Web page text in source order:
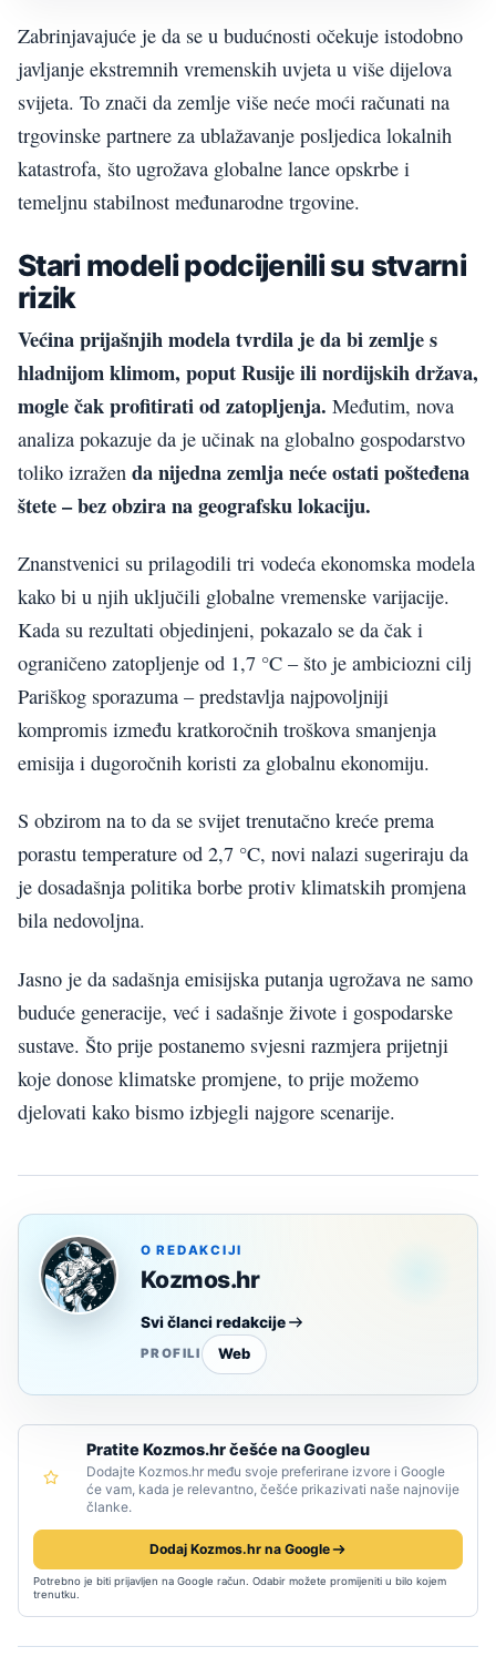
Zabrinjavajuće je da se u budućnosti očekuje istodobno
javljanje ekstremnih vremenskih uvjeta u više dijelova
svijeta. To znači da zemlje više neće moći računati na
trgovinske partnere za ublažavanje posljedica lokalnih
katastrofa, što ugrožava globalne lance opskrbe i
temeljnu stabilnost međunarodne trgovine.
Stari modeli podcijenili su stvarni
rizik
Većina prijašnjih modela tvrdila je da bi zemlje s
hladnijom klimom, poput Rusije ili nordijskih država,
mogle čak profitirati od zatopljenja. Međutim, nova
analiza pokazuje da je učinak na globalno gospodarstvo
toliko izražen da nijedna zemlja neće ostati pošteđena
štete – bez obzira na geografsku lokaciju.
Znanstvenici su prilagodili tri vodeća ekonomska modela
kako bi u njih uključili globalne vremenske varijacije.
Kada su rezultati objedinjeni, pokazalo se da čak i
ograničeno zatopljenje od 1,7 °C – što je ambiciozni cilj
Pariškog sporazuma – predstavlja najpovoljniji
kompromis između kratkoročnih troškova smanjenja
emisija i dugoročnih koristi za globalnu ekonomiju.
S obzirom na to da se svijet trenutačno kreće prema
porastu temperature od 2,7 °C, novi nalazi sugeriraju da
je dosadašnja politika borbe protiv klimatskih promjena
bila nedovoljna.
Jasno je da sadašnja emisijska putanja ugrožava ne samo
buduće generacije, već i sadašnje živote i gospodarske
sustave. Što prije postanemo svjesni razmjera prijetnji
koje donose klimatske promjene, to prije možemo
djelovati kako bismo izbjegli najgore scenarije.
O REDAKCIJI
Kozmos.hr
Svi članci redakcije
PROFILI Web
Pratite Kozmos.hr češće na Googleu
Dodajte Kozmos.hr među svoje preferirane izvore i Google
će vam, kada je relevantno, češće prikazivati naše najnovije
članke.
Dodaj Kozmos.hr na Google
Potrebno je biti prijavljen na Google račun. Odabir možete promijeniti u bilo kojem
trenutku.